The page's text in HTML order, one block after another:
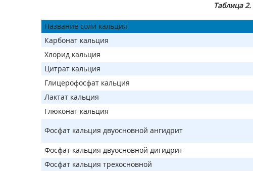
Таблица 2.
Название соли кальция
Карбонат кальция
Хлорид кальция
Цитрат кальция
Глицерофосфат кальция
Лактат кальция
Глюконат кальция
Фосфат кальция двуосновной ангидрит
Фосфат кальция двуосновной дигидрит
Фосфат кальция трехосновной